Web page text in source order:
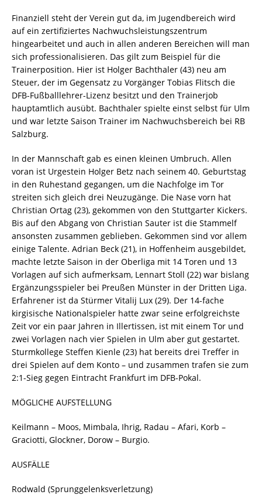
Finanziell steht der Verein gut da, im Jugendbereich wird
auf ein zertifiziertes Nachwuchsleistungszentrum
hingearbeitet und auch in allen anderen Bereichen will man
sich professionalisieren. Das gilt zum Beispiel für die
Trainerposition. Hier ist Holger Bachthaler (43) neu am
Steuer, der im Gegensatz zu Vorgänger Tobias Flitsch die
DFB-Fußballlehrer-Lizenz besitzt und den Trainerjob
hauptamtlich ausübt. Bachthaler spielte einst selbst für Ulm
und war letzte Saison Trainer im Nachwuchsbereich bei RB
Salzburg.
In der Mannschaft gab es einen kleinen Umbruch. Allen
voran ist Urgestein Holger Betz nach seinem 40. Geburtstag
in den Ruhestand gegangen, um die Nachfolge im Tor
streiten sich gleich drei Neuzugänge. Die Nase vorn hat
Christian Ortag (23), gekommen von den Stuttgarter Kickers.
Bis auf den Abgang von Christian Sauter ist die Stammelf
ansonsten zusammen geblieben. Gekommen sind vor allem
einige Talente. Adrian Beck (21), in Hoffenheim ausgebildet,
machte letzte Saison in der Oberliga mit 14 Toren und 13
Vorlagen auf sich aufmerksam, Lennart Stoll (22) war bislang
Ergänzungsspieler bei Preußen Münster in der Dritten Liga.
Erfahrener ist da Stürmer Vitalij Lux (29). Der 14-fache
kirgisische Nationalspieler hatte zwar seine erfolgreichste
Zeit vor ein paar Jahren in Illertissen, ist mit einem Tor und
zwei Vorlagen nach vier Spielen in Ulm aber gut gestartet.
Sturmkollege Steffen Kienle (23) hat bereits drei Treffer in
drei Spielen auf dem Konto – und zusammen trafen sie zum
2:1-Sieg gegen Eintracht Frankfurt im DFB-Pokal.
MÖGLICHE AUFSTELLUNG
Keilmann – Moos, Mimbala, Ihrig, Radau – Afari, Korb –
Graciotti, Glockner, Dorow – Burgio.
AUSFÄLLE
Rodwald (Sprunggelenksverletzung)